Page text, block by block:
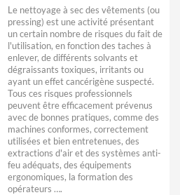
Le nettoyage à sec des vêtements (ou
pressing) est une activité présentant
un certain nombre de risques du fait de
l'utilisation, en fonction des taches à
enlever, de différents solvants et
dégraissants toxiques, irritants ou
ayant un effet cancérigène suspecté.
Tous ces risques professionnels
peuvent être efficacement prévenus
avec de bonnes pratiques, comme des
machines conformes, correctement
utilisées et bien entretenues, des
extractions d'air et des systèmes anti-
feu adéquats, des équipements
ergonomiques, la formation des
opérateurs ….